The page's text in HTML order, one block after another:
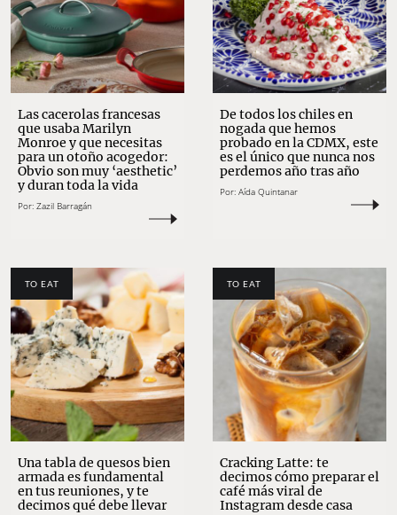
Las cacerolas francesas
que usaba Marilyn
Monroe y que necesitas
para un otoño acogedor:
Obvio son muy ‘aesthetic’
y duran toda la vida
Por: Zazil Barragán
De todos los chiles en
nogada que hemos
probado en la CDMX, este
es el único que nunca nos
perdemos año tras año
Por: Aída Quintanar
TO EAT
Una tabla de quesos bien
armada es fundamental
en tus reuniones, y te
decimos qué debe llevar
TO EAT
Cracking Latte: te
decimos cómo preparar el
café más viral de
Instagram desde casa